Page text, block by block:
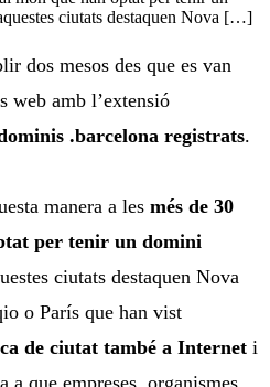
ciutats destaquen Nova […]
dos mesos des que es van
web amb l’extensió
.barcelona registrats.
manera a les més de 30
per tenir un domini
ciutats destaquen Nova
o París que han vist
de ciutat també a Internet i